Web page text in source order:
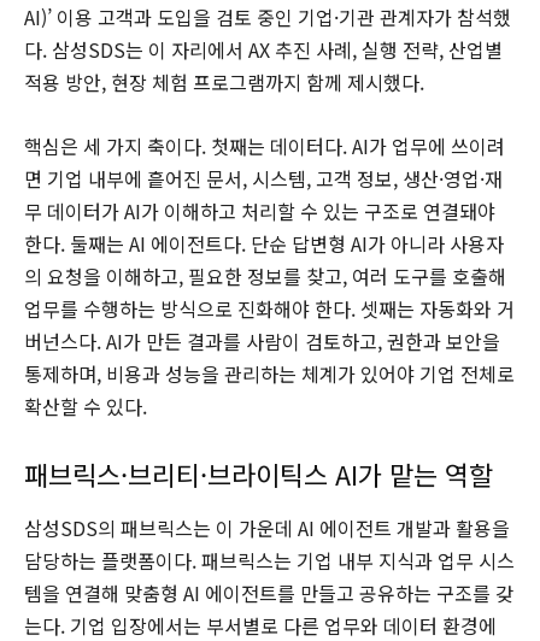
AI)’ 이용 고객과 도입을 검토 중인 기업·기관 관계자가 참석했
다. 삼성SDS는 이 자리에서 AX 추진 사례, 실행 전략, 산업별
적용 방안, 현장 체험 프로그램까지 함께 제시했다.
핵심은 세 가지 축이다. 첫째는 데이터다. AI가 업무에 쓰이려
면 기업 내부에 흩어진 문서, 시스템, 고객 정보, 생산·영업·재
무 데이터가 AI가 이해하고 처리할 수 있는 구조로 연결돼야
한다. 둘째는 AI 에이전트다. 단순 답변형 AI가 아니라 사용자
의 요청을 이해하고, 필요한 정보를 찾고, 여러 도구를 호출해
업무를 수행하는 방식으로 진화해야 한다. 셋째는 자동화와 거
버넌스다. AI가 만든 결과를 사람이 검토하고, 권한과 보안을
통제하며, 비용과 성능을 관리하는 체계가 있어야 기업 전체로
확산할 수 있다.
패브릭스·브리티·브라이틱스 AI가 맡는 역할
삼성SDS의 패브릭스는 이 가운데 AI 에이전트 개발과 활용을
담당하는 플랫폼이다. 패브릭스는 기업 내부 지식과 업무 시스
템을 연결해 맞춤형 AI 에이전트를 만들고 공유하는 구조를 갖
는다. 기업 입장에서는 부서별로 다른 업무와 데이터 환경에